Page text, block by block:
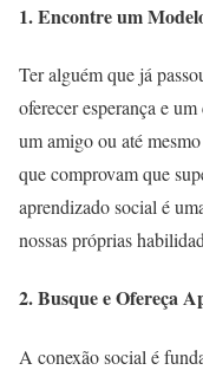
1. Encontre um
Ter alguém que já
oferecer esperança e
um amigo ou até
que comprovam que
aprendizado social é
nossas próprias
2. Busque e Ofereça
A conexão social é